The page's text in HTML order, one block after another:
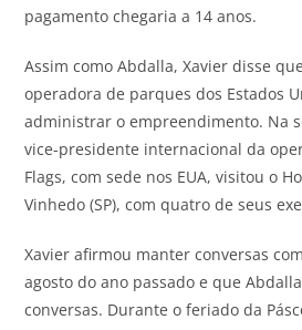
pagamento chegaria a 14 anos.
Assim como Abdalla, Xavier disse
operadora de parques dos Estados
administrar o empreendimento. Na
vice-presidente internacional da
Flags, com sede nos EUA, visitou o
Vinhedo (SP), com quatro de seus
Xavier afirmou manter conversas
agosto do ano passado e que
conversas. Durante o feriado da